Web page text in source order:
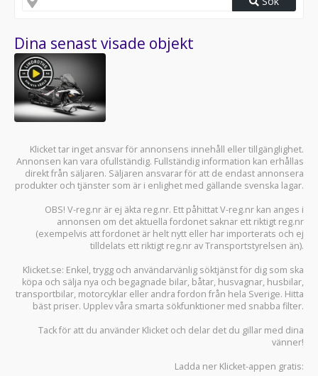
Dina senast visade objekt
Klicket tar inget ansvar för annonsens innehåll eller tillgänglighet.
Annonsen kan vara ofullständig. Fullständig information kan erhållas
direkt från säljaren. Säljaren ansvarar för att de endast annonsera
produkter och tjänster som är i enlighet med gällande svenska lagar.
OBS! V-reg.nr är ej äkta reg.nr. Ett påhittat V-reg.nr kan anges i
annonsen om det aktuella fordonet saknar ett riktigt reg.nr
(exempelvis att fordonet är helt nytt eller har importerats och ej
tilldelats ett riktigt reg.nr av Transportstyrelsen än).
Klicket.se: Enkel, trygg och användarvänlig söktjänst för dig som ska
köpa och sälja nya och begagnade bilar, båtar, husvagnar, husbilar,
transportbilar, motorcyklar eller andra fordon från hela Sverige. Hitta
bäst priser. Upplev våra smarta sökfunktioner med snabba filter.
Tack för att du använder Klicket och delar det du gillar med dina
vänner!
Ladda ner Klicket-appen gratis: